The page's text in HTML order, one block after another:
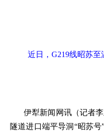
近日， G219线昭苏
伊犁新闻网讯（记者
隧道进口端平导洞“昭苏